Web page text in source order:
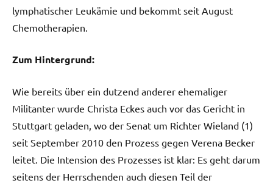
lymphatischer Leukämie und bekommt seit August
Chemotherapien.
Zum Hintergrund:
Wie bereits über ein dutzend anderer ehemaliger
Militanter wurde Christa Eckes auch vor das Gericht in
Stuttgart geladen, wo der Senat um Richter Wieland (1)
seit September 2010 den Prozess gegen Verena Becker
leitet. Die Intension des Prozesses ist klar: Es geht darum
seitens der Herrschenden auch diesen Teil der